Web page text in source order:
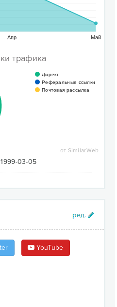
Апр Май
трафика
Директ
Реферальные ссылки
Почтовая рассылка
от SimilarWeb
1999-03-05
YouTube